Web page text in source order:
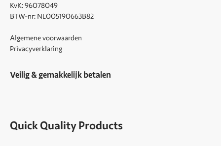
KvK: 96078049
BTW-nr: NL005190663B82
Algemene voorwaarden
Privacyverklaring
Veilig & gemakkelijk betalen
Quick Quality Products